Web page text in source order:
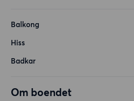
Balkong
Hiss
Badkar
Om boendet